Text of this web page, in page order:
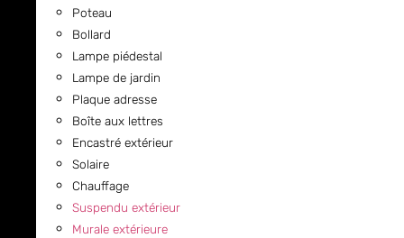
Poteau
Bollard
Lampe piédestal
Lampe de jardin
Plaque adresse
Boîte aux lettres
Encastré extérieur
Solaire
Chauffage
Suspendu extérieur
Murale extérieure